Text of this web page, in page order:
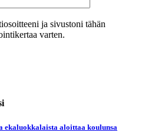
ja sivustoni tähän
varten.
ekaluokkalaista aloittaa koulunsa